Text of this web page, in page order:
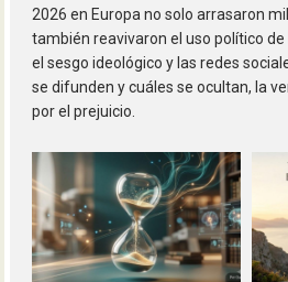
2026 en Europa no solo arrasaron
también reavivaron el uso político
el sesgo ideológico y las redes
se difunden y cuáles se ocultan, la
por el prejuicio.